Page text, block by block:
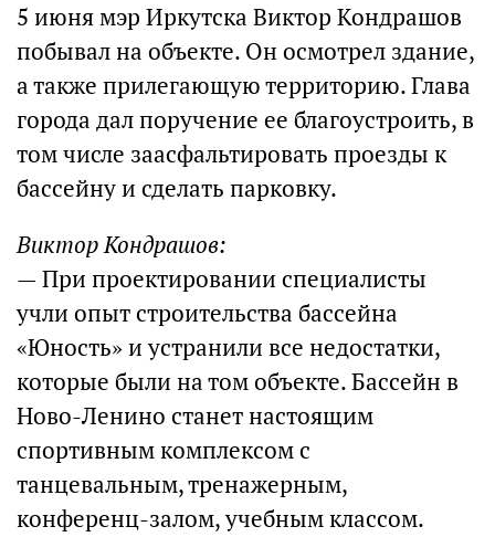
5 июня мэр Иркутска Виктор Кондрашов
побывал на объекте. Он осмотрел здание,
а также прилегающую территорию. Глава
города дал поручение ее благоустроить, в
том числе заасфальтировать проезды к
бассейну и сделать парковку.
Виктор Кондрашов:
— При проектировании специалисты
учли опыт строительства бассейна
«Юность» и устранили все недостатки,
которые были на том объекте. Бассейн в
Ново-Ленино станет настоящим
спортивным комплексом с
танцевальным, тренажерным,
конференц-залом, учебным классом.